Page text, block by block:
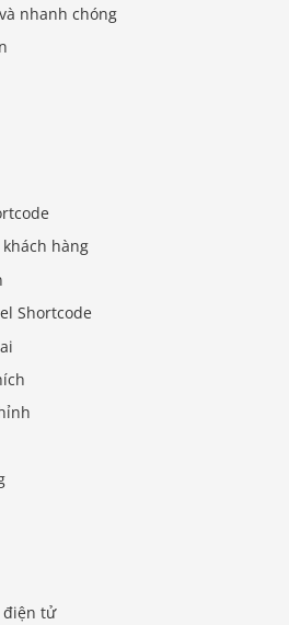
nhanh chóng
hàng
Shortcode
điện tử